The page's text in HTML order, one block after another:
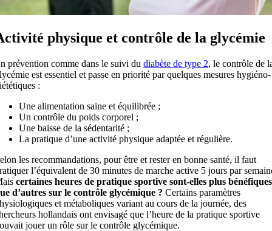
physique et contrôle de la glycémie
prévention comme dans le suivi du diabète de type 2, le contrôle de
est essentiel et passe en priorité par quelques mesures hygiéno-
:
Une alimentation saine et équilibrée ;
Un contrôle du poids corporel ;
Une baisse de la sédentarité ;
La pratique d’une activité physique adaptée et régulière.
les recommandations, pour être et rester en bonne santé, il faut
l’équivalent de 30 minutes de marche active 5 jours par
certaines heures de pratique sportive sont-elles plus bénéfiques
d’autres sur le contrôle glycémique ? Certains paramètres
et métaboliques variant au cours de la journée, des
hollandais ont envisagé que l’heure de la pratique sportive
jouer un rôle sur le contrôle glycémique.